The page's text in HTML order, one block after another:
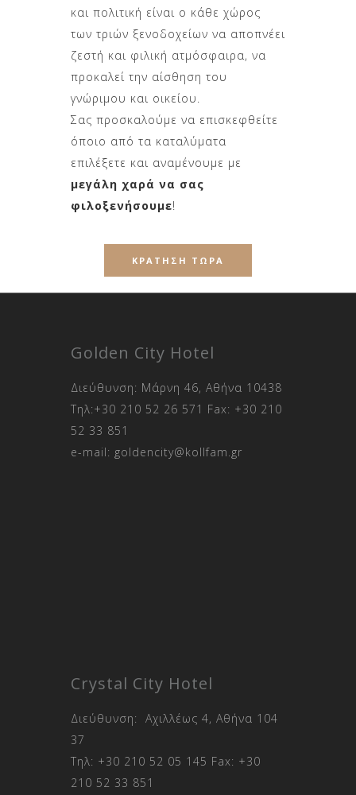
και πολιτική είναι ο κάθε χώρος
των τριών ξενοδοχείων να αποπνέει
ζεστή και φιλική ατμόσφαιρα, να
προκαλεί την αίσθηση του
γνώριμου και οικείου.
Σας προσκαλούμε να επισκεφθείτε
όποιο από τα καταλύματα
επιλέξετε και αναμένουμε με
μεγάλη χαρά να σας
φιλοξενήσουμε!
ΚΡΑΤΗΣΗ ΤΩΡΑ
Golden City Hotel
Διεύθυνση: Μάρνη 46, Αθήνα 10438
Τηλ:+30 210 52 26 571 Fax: +30 210
52 33 851
e-mail: goldencity@kollfam.gr
Crystal City Hotel
Διεύθυνση: Αχιλλέως 4, Αθήνα 104
37
Τηλ: +30 210 52 05 145 Fax: +30
210 52 33 851